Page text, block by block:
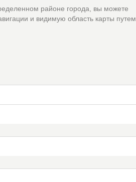
районе города, вы можете
и видимую область карты путем